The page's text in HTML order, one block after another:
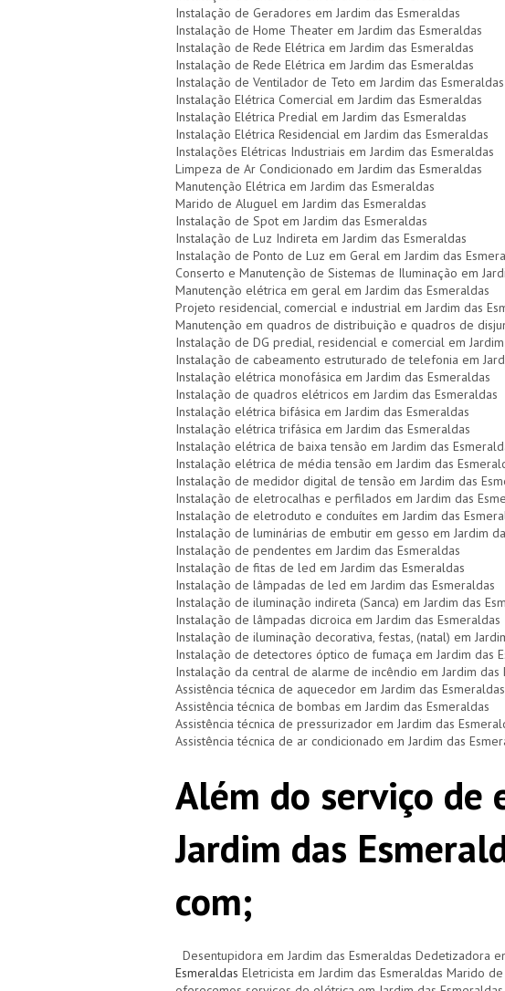
Instalação de Geradores em Jardim das Esmeraldas
Instalação de Home Theater em Jardim das Esmeraldas
Instalação de Rede Elétrica em Jardim das Esmeraldas
Instalação de Rede Elétrica em Jardim das Esmeraldas
Instalação de Ventilador de Teto em Jardim das Esmeraldas
Instalação Elétrica Comercial em Jardim das Esmeraldas
Instalação Elétrica Predial em Jardim das Esmeraldas
Instalação Elétrica Residencial em Jardim das Esmeraldas
Instalações Elétricas Industriais em Jardim das Esmeraldas
Limpeza de Ar Condicionado em Jardim das Esmeraldas
Manutenção Elétrica em Jardim das Esmeraldas
Marido de Aluguel em Jardim das Esmeraldas
Instalação de Spot em Jardim das Esmeraldas
Instalação de Luz Indireta em Jardim das Esmeraldas
Instalação de Ponto de Luz em Geral em Jardim das
Conserto e Manutenção de Sistemas de Iluminação em
Manutenção elétrica em geral em Jardim das Esmeraldas
Projeto residencial, comercial e industrial em Jardim das
Manutenção em quadros de distribuição e quadros de
Instalação de DG predial, residencial e comercial em
Instalação de cabeamento estruturado de telefonia em
Instalação elétrica monofásica em Jardim das Esmeraldas
Instalação de quadros elétricos em Jardim das Esmeraldas
Instalação elétrica bifásica em Jardim das Esmeraldas
Instalação elétrica trifásica em Jardim das Esmeraldas
Instalação elétrica de baixa tensão em Jardim das
Instalação elétrica de média tensão em Jardim das
Instalação de medidor digital de tensão em Jardim das
Instalação de eletrocalhas e perfilados em Jardim das
Instalação de eletroduto e conduítes em Jardim das
Instalação de luminárias de embutir em gesso em Jardim
Instalação de pendentes em Jardim das Esmeraldas
Instalação de fitas de led em Jardim das Esmeraldas
Instalação de lâmpadas de led em Jardim das Esmeraldas
Instalação de iluminação indireta (Sanca) em Jardim das
Instalação de lâmpadas dicroica em Jardim das Esmeraldas
Instalação de iluminação decorativa, festas, (natal) em
Instalação de detectores óptico de fumaça em Jardim das
Instalação da central de alarme de incêndio em Jardim das
Assistência técnica de aquecedor em Jardim das Esmeraldas
Assistência técnica de bombas em Jardim das Esmeraldas
Assistência técnica de pressurizador em Jardim das
Assistência técnica de ar condicionado em Jardim das
Além do serviço de
Jardim das
com;
Desentupidora em Jardim das Esmeraldas Dedetizadora
Esmeraldas Eletricista em Jardim das Esmeraldas Marido